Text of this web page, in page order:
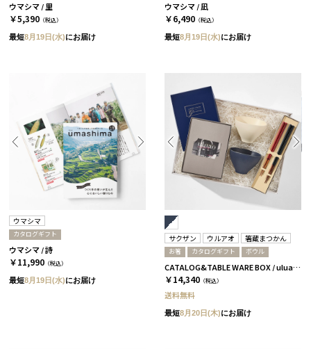
ウマシマ / 里
￥5,390 （税込）
最短8月19日(水)にお届け
ウマシマ / 凪
￥6,490 （税込）
最短8月19日(水)にお届け
ウマシマ
カタログギフト
ウマシマ / 詩
￥11,990 （税込）
最短8月19日(水)にお届け
サクザン ウルアオ 箸蔵まつかん
お箸 カタログギフト ボウル
CATALOG&TABLE WARE BOX / uluao / ネイビー&ホワイト / 全5種 フロレンツィア
￥14,340 （税込）
送料無料
最短8月20日(木)にお届け